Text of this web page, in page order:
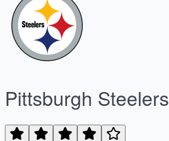
Pittsburgh Steelers